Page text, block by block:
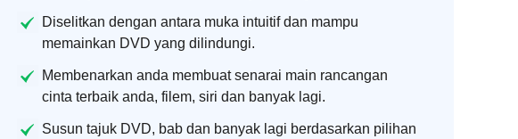
Diselitkan dengan antara muka intuitif dan mampu
memainkan DVD yang dilindungi.
Membenarkan anda membuat senarai main rancangan
cinta terbaik anda, filem, siri dan banyak lagi.
Susun tajuk DVD, bab dan banyak lagi berdasarkan pilihan